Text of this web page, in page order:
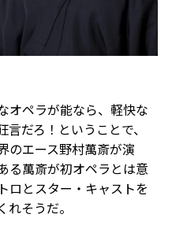
オペラが能なら、軽快な
だろ！ということで、
のエース野村萬斎が演
る萬斎が初オペラとは意
ロとスター・キャストを
そうだ。